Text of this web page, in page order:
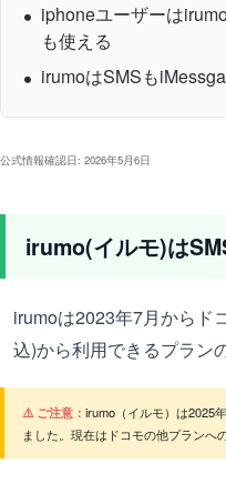
iphoneユーザーは
も使える
irumoはSMSも
公式情報確認日: 2026年5月6日
irumo(イルモ)は
irumoは2023年7月からド
込)から利用できるプラン
⚠️ ご注意： irumo（イルモ）は2025
ました。現在はドコモの他プランへ